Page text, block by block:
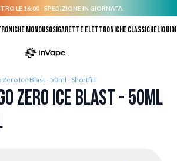
LE 16:00 - SPEDIZIONE IN GIORNATA.
monousoSigarette elettroniche classiche
Zero Ice Blast - 50ml - Shortfill
Zero Ice Blast - 50ml